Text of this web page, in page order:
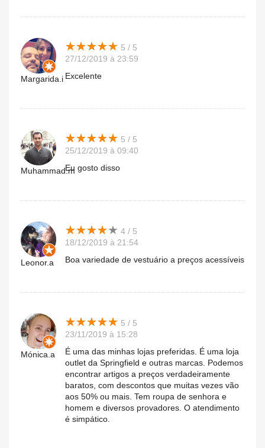
Margarida.i
★★★★★
★★★★★ 5 / 5
27/12/2019 à 23:59
Excelente
Muhammad.m
★★★★★
★★★★★ 5 / 5
25/12/2019 à 09:40
Eu gosto disso
Leonor.a
★★★★★
★★★★★ 4 / 5
18/12/2019 à 21:54
Boa variedade de vestuário a preços acessíveis
Mónica.a
★★★★★
★★★★★ 5 / 5
23/11/2019 à 15:28
É uma das minhas lojas preferidas. É uma loja
outlet da Springfield e outras marcas. Podemos
encontrar artigos a preços verdadeiramente
baratos, com descontos que muitas vezes vão
aos 50% ou mais. Tem roupa de senhora e
homem e diversos provadores. O atendimento
é simpático.